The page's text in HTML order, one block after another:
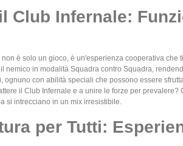
Club Infernale:
è solo un gioco, è un'esperienza cooperativa
nemico in modalità Squadra contro Squadra,
ognuno con abilità speciali che possono essere
il Club Infernale e a unire le forze per
si intrecciano in un mix irresistibile.
per Tutti: